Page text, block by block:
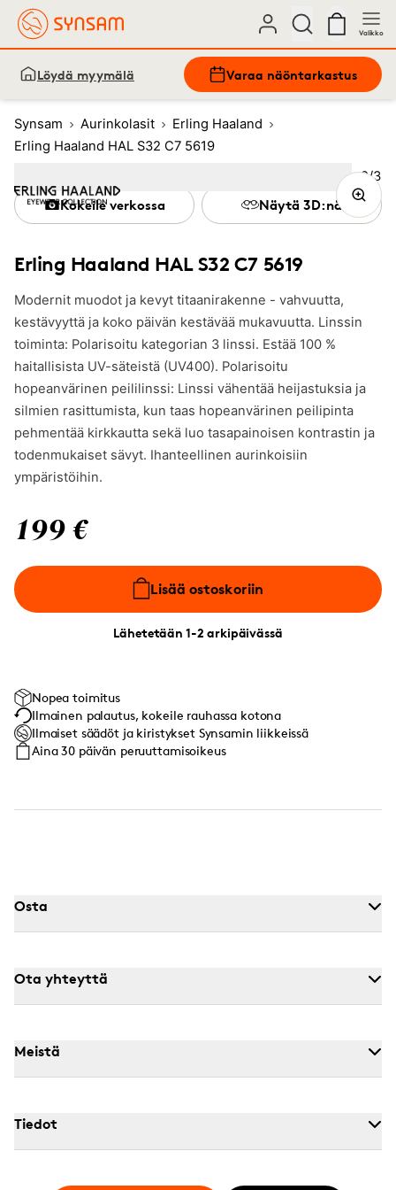
Valikko
Löydä myymälä Varaa näöntarkastus
Synsam Aurinkolasit
Erling Haaland
Erling Haaland HAL S32 C7 5619
Erling Haaland HAL S32 C7 5619
Modernit muodot ja kevyt titaanirakenne - vahvuutta,
kestävyyttä ja koko päivän kestävää mukavuutta. Linssin
toiminta: Polarisoitu kategorian 3 linssi. Estää 100 %
haitallisista UV-säteistä (UV400). Polarisoitu
hopeanvärinen peililinssi: Linssi vähentää heijastuksia ja
silmien rasittumista, kun taas hopeanvärinen peilipinta
pehmentää kirkkautta sekä luo tasapainoisen kontrastin ja
todenmukaiset sävyt. Ihanteellinen aurinkoisiin
ympäristöihin.
199 €
Lisää ostoskoriin
Lähetetään 1-2 arkipäivässä
Kokeile verkossa Näytä 3D:nä
Nopea toimitus
Ilmainen palautus, kokeile rauhassa kotona
Ilmaiset säädöt ja kiristykset Synsamin liikkeissä
Aina 30 päivän peruuttamisoikeus
Kuva
2/3
Image1 3
Osta
Ota yhteyttä
Meistä
Tiedot